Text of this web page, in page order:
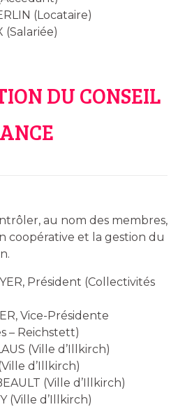
(Locataire)
(Salariée)
DU CONSEIL
au nom des membres,
coopérative et la gestion du
Président (Collectivités
Vice-Présidente
– Reichstett)
(Ville d’Illkirch)
d’Illkirch)
(Ville d’Illkirch)
(Ville d’Illkirch)